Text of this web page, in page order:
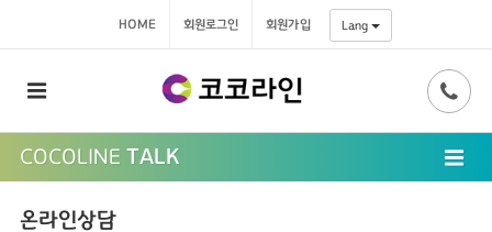
HOME 회원로그인 회원가입 Lang
COCOLINE TALK
온라인상담